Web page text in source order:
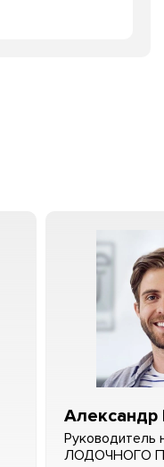
Александр
Руководитель
ЛОДОЧНОГО